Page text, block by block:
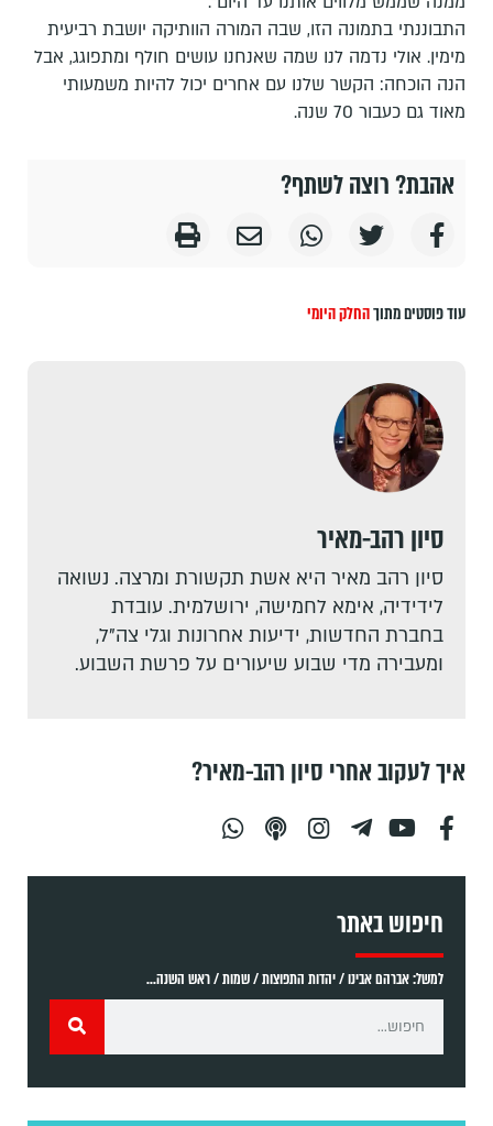
התבוננתי בתמונה הזו, שבה המורה הוותיקה יושבת רביעית
מימין. אולי נדמה לנו שמה שאנחנו עושים חולף ומתפוגג, אבל
הנה הוכחה: הקשר שלנו עם אחרים יכול להיות משמעותי
מאוד גם כעבור 70 שנה.
אהבת? רוצה לשתף?
עוד פוסטים מתוךהחלק היומי
סיון רהב-מאיר
סיון רהב מאיר היא אשת תקשורת ומרצה. נשואה
לידידיה, אימא לחמישה, ירושלמית. עובדת
בחברת החדשות, ידיעות אחרונות וגלי צה"ל,
ומעבירה מדי שבוע שיעורים על פרשת השבוע.
איך לעקוב אחרי סיון רהב-מאיר?
חיפוש באתר
למשל: אברהם אבינו / יהדות התפוצות / שמות / ראש השנה...